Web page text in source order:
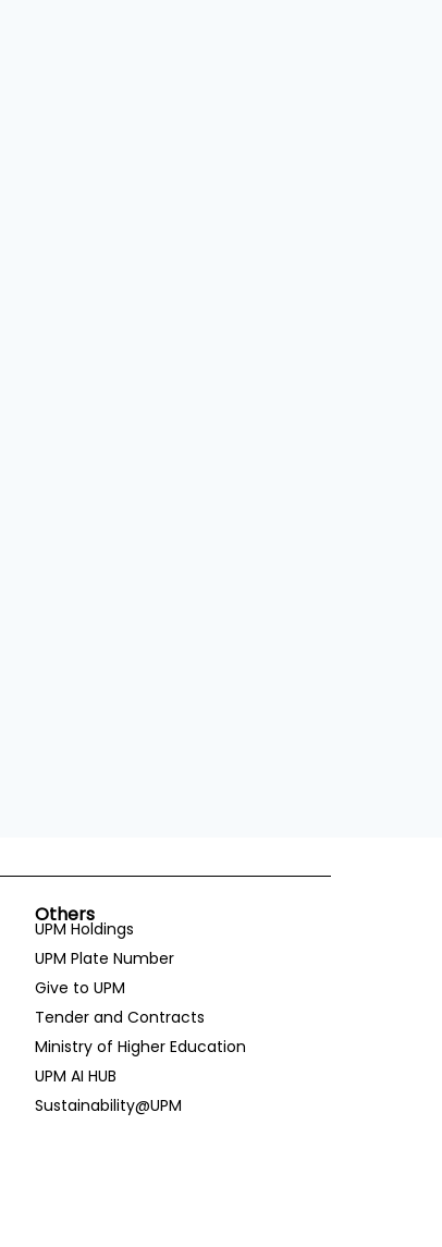
Others
UPM Holdings
UPM Plate Number
Give to UPM
Tender and Contracts
Ministry of Higher Education
UPM AI HUB
Sustainability@UPM